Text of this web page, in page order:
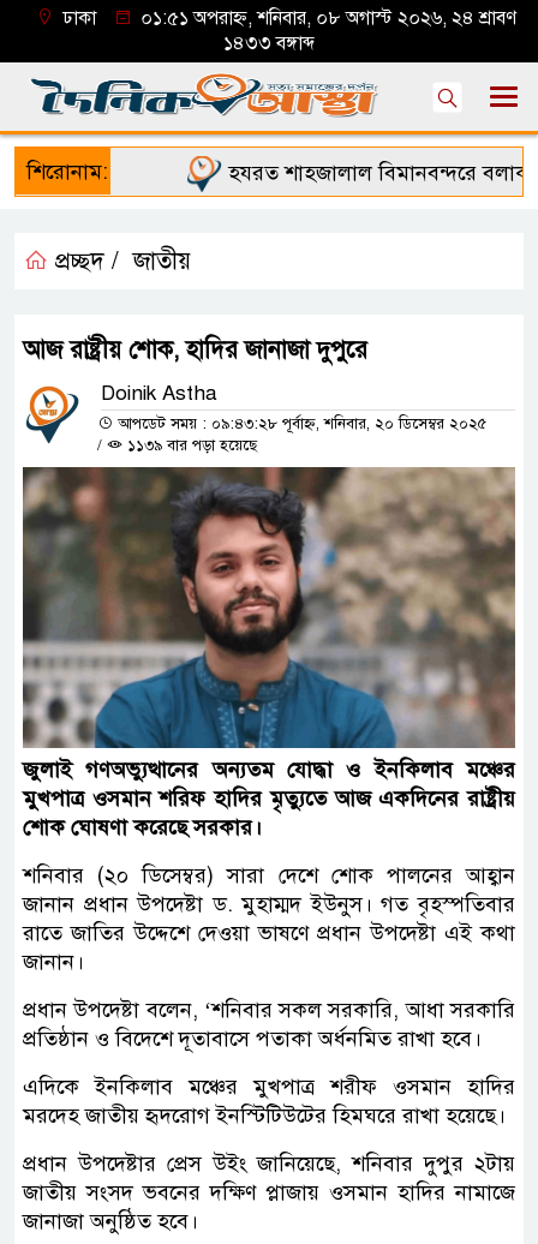
ঢাকা
০১:৫১ অপরাহ্ন, শনিবার, ০৮ অগাস্ট ২০২৬, ২৪ শ্রাবণ
১৪৩৩ বঙ্গাব্দ
শিরোনাম: হযরত শাহজালাল বিমানবন্দরে বলাকা
প্রচ্ছদ / জাতীয়
আজ রাষ্ট্রীয় শোক, হাদির জানাজা দুপুরে
Doinik Astha
আপডেট সময় : ০৯:৪৩:২৮ পূর্বাহ্ন, শনিবার, ২০ ডিসেম্বর ২০২৫
/
১১৩৯ বার পড়া হয়েছে
জুলাই গণঅভ্যুত্থানের অন্যতম যোদ্ধা ও ইনকিলাব মঞ্চের
মুখপাত্র ওসমান শরিফ হাদির মৃত্যুতে আজ একদিনের রাষ্ট্রীয়
শোক ঘোষণা করেছে সরকার।
শনিবার (২০ ডিসেম্বর) সারা দেশে শোক পালনের আহ্বান
জানান প্রধান উপদেষ্টা ড. মুহাম্মদ ইউনুস। গত বৃহস্পতিবার
রাতে জাতির উদ্দেশে দেওয়া ভাষণে প্রধান উপদেষ্টা এই কথা
জানান।
প্রধান উপদেষ্টা বলেন, ‘শনিবার সকল সরকারি, আধা সরকারি
প্রতিষ্ঠান ও বিদেশে দূতাবাসে পতাকা অর্ধনমিত রাখা হবে।
এদিকে ইনকিলাব মঞ্চের মুখপাত্র শরীফ ওসমান হাদির
মরদেহ জাতীয় হৃদরোগ ইনস্টিটিউটের হিমঘরে রাখা হয়েছে।
প্রধান উপদেষ্টার প্রেস উইং জানিয়েছে, শনিবার দুপুর ২টায়
জাতীয় সংসদ ভবনের দক্ষিণ প্লাজায় ওসমান হাদির নামাজে
জানাজা অনুষ্ঠিত হবে।